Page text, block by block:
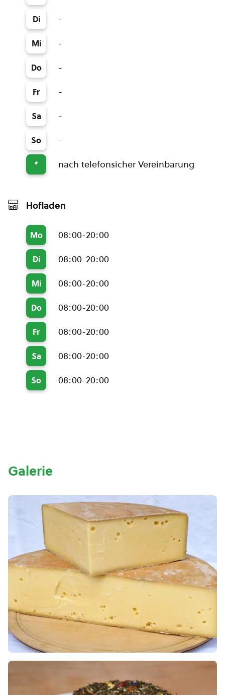
Di -
Mi -
Do -
Fr -
Sa -
So -
* nach telefonsicher Vereinbarung
Hofladen
Mo 08:00-20:00
Di 08:00-20:00
Mi 08:00-20:00
Do 08:00-20:00
Fr 08:00-20:00
Sa 08:00-20:00
So 08:00-20:00
Galerie